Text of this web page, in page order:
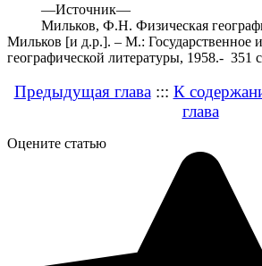
—Источник—
Мильков, Ф.Н. Физическая
Мильков [и д.р.]. – М.: Государственное
географической литературы, 1958.- 351
Предыдущая глава::: К
глава
Оцените статью